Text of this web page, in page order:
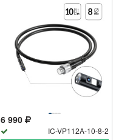
6 990
IC-VP112A-10-8-2